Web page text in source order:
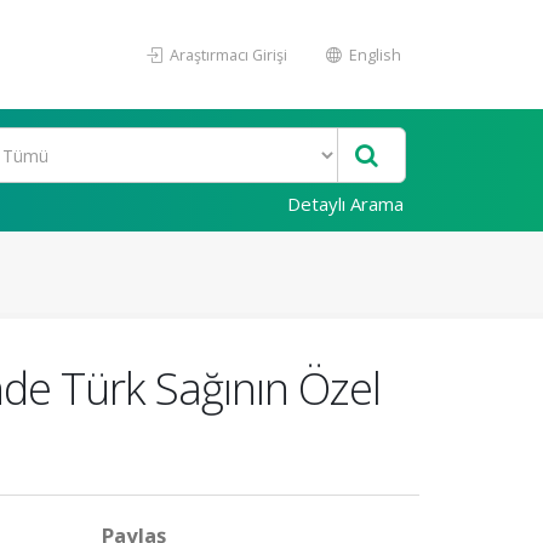
Araştırmacı Girişi English
Detaylı Arama
Türk Sağının Özel
Paylaş